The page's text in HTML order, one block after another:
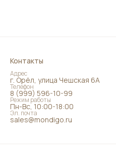
Контакты
Адрес
г. Орёл, улица Чешская 6А
Телефон
8 (999) 596-10-99
Режим работы
Пн-Вс, 10:00-18:00
Эл. почта
sales@mondigo.ru